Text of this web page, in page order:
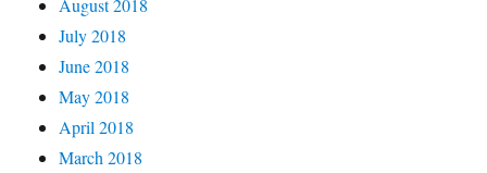
July 2018
June 2018
May 2018
April 2018
March 2018